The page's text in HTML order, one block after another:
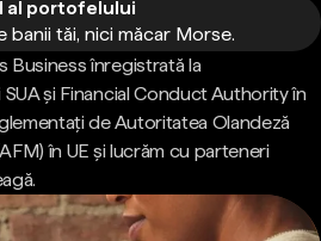
al portofelului
tăi, nici măcar Morse.
Business înregistrată la
și Financial Conduct Authority în
de Autoritatea Olandeză
în UE și lucrăm cu parteneri